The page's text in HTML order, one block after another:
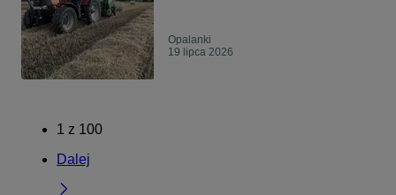
Opalanki
19 lipca 2026
1 z 100
Dalej